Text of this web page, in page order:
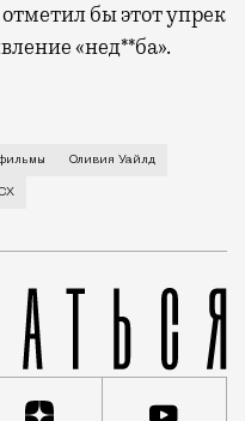
бы этот упрек
«нед**ба».
фильма Грегг
Оливия Уайлд